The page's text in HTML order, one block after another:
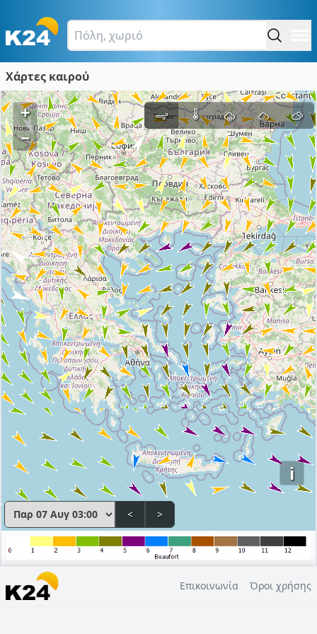
Χάρτες καιρού
i
+
–
< >
Επικοινωνία Όροι χρήσης